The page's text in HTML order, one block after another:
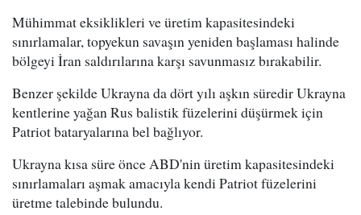
Mühimmat eksiklikleri ve üretim kapasitesindeki
sınırlamalar, topyekun savaşın yeniden başlaması halinde
bölgeyi İran saldırılarına karşı savunmasız bırakabilir.
Benzer şekilde Ukrayna da dört yılı aşkın süredir Ukrayna
kentlerine yağan Rus balistik füzelerini düşürmek için
Patriot bataryalarına bel bağlıyor.
Ukrayna kısa süre önce ABD'nin üretim kapasitesindeki
sınırlamaları aşmak amacıyla kendi Patriot füzelerini
üretme talebinde bulundu.